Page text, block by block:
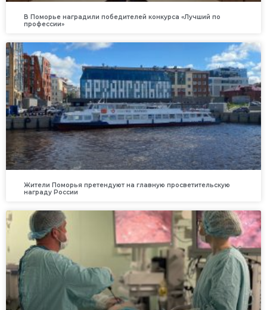
В Поморье наградили победителей конкурса «Лучший по
профессии»
Жители Поморья претендуют на главную просветительскую
награду России